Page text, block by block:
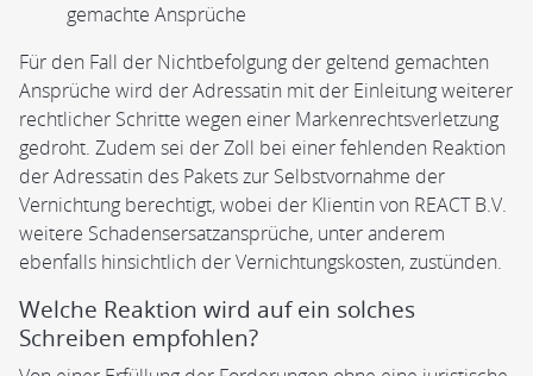
gemachte Ansprüche
Für den Fall der Nichtbefolgung der geltend gemachten
Ansprüche wird der Adressatin mit der Einleitung weiterer
rechtlicher Schritte wegen einer Markenrechtsverletzung
gedroht. Zudem sei der Zoll bei einer fehlenden Reaktion
der Adressatin des Pakets zur Selbstvornahme der
Vernichtung berechtigt, wobei der Klientin von REACT B.V.
weitere Schadensersatzansprüche, unter anderem
ebenfalls hinsichtlich der Vernichtungskosten, zustünden.
Welche Reaktion wird auf ein solches
Schreiben empfohlen?